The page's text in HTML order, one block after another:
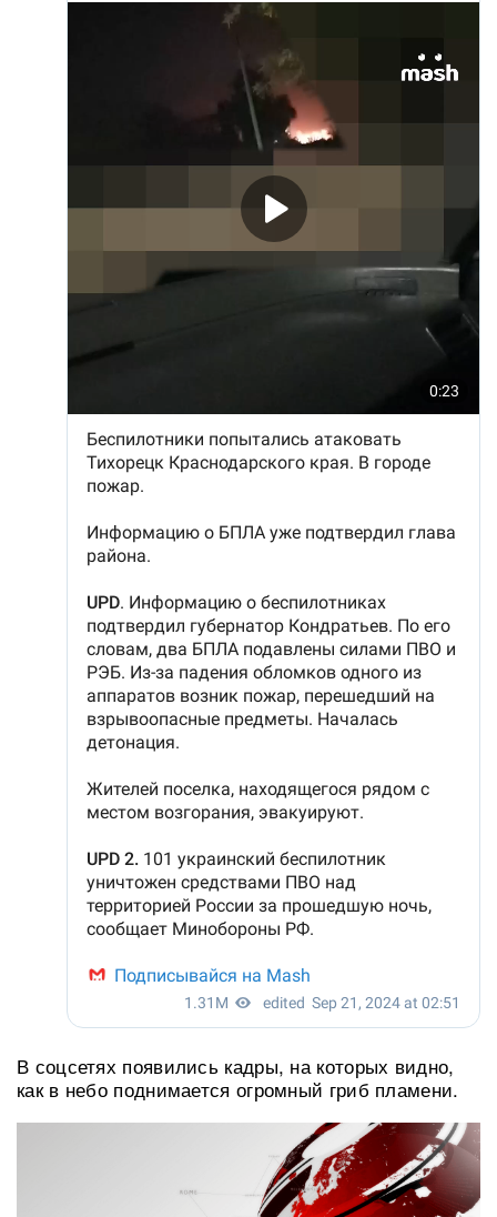
В соцсетях появились кадры, на которых видно,
как в небо поднимается огромный гриб пламени.